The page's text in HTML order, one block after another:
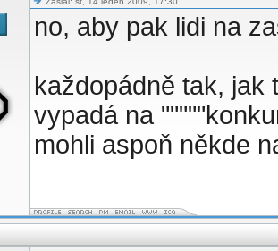
no, aby pak lidi na
každopádně tak, jak
vypadá na
mohli aspoň někde